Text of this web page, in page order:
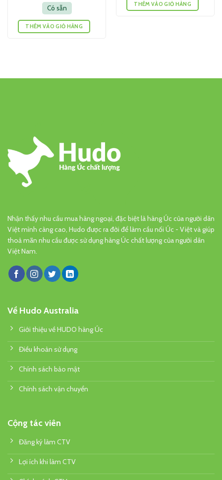
Có sẵn
THÊM VÀO GIỎ HÀNG
THÊM VÀO GIỎ HÀNG
Nhận thấy nhu cầu mua hàng ngoại, đặc biệt là hàng Úc của người dân
Việt mình càng cao, Hudo được ra đời để làm cầu nối Úc - Việt và giúp
thoả mãn nhu cầu được sử dụng hàng Úc chất lượng của người dân
Việt Nam.
Về Hudo Australia
Giới thiệu về HUDO hàng Úc
Điều khoản sử dụng
Chính sách bảo mật
Chính sách vận chuyển
Cộng tác viên
Đăng ký làm CTV
Lợi ích khi làm CTV